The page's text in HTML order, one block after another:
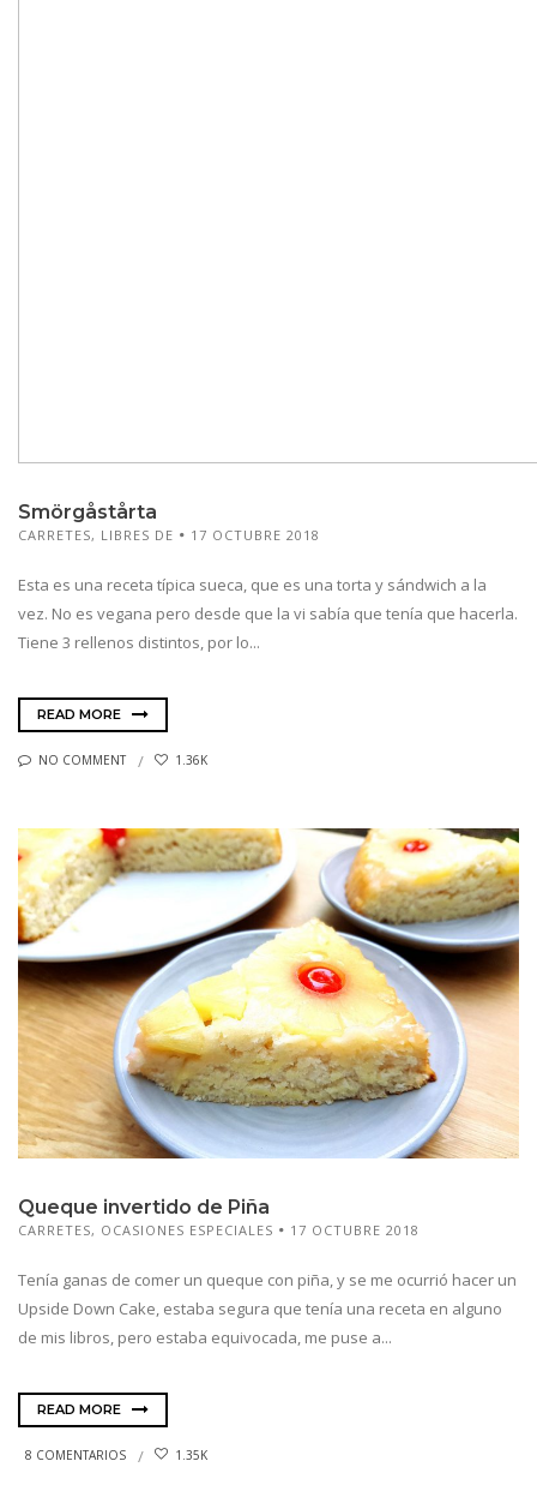
Smörgåstårta
CARRETES, LIBRES DE 17 OCTUBRE 2018
Esta es una receta típica sueca, que es una torta y sándwich a la
vez. No es vegana pero desde que la vi sabía que tenía que hacerla.
Tiene 3 rellenos distintos, por lo...
READ MORE
NO COMMENT 1.36K
Queque invertido de Piña
CARRETES, OCASIONES ESPECIALES 17 OCTUBRE 2018
Tenía ganas de comer un queque con piña, y se me ocurrió hacer un
Upside Down Cake, estaba segura que tenía una receta en alguno
de mis libros, pero estaba equivocada, me puse a...
READ MORE
8 COMENTARIOS 1.35K